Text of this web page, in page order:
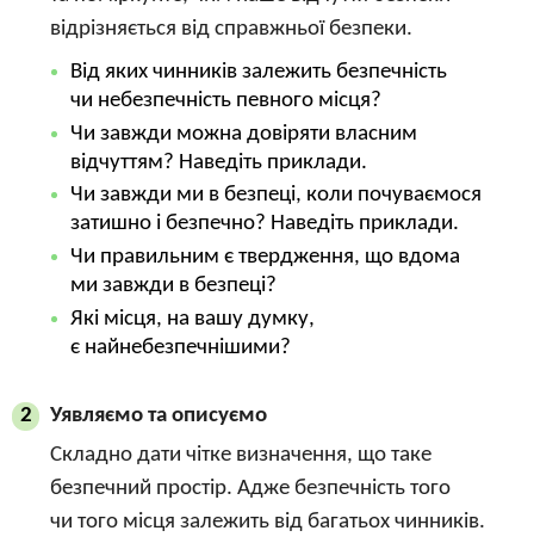
відрізняється від справжньої безпеки.
Від яких чинників залежить безпечність
чи небезпечність певного місця?
Чи завжди можна довіряти власним
відчуттям? Наведіть приклади.
Чи завжди ми в безпеці, коли почуваємося
затишно і безпечно? Наведіть приклади.
Чи правильним є твердження, що вдома
ми завжди в безпеці?
Які місця, на вашу думку,
є найнебезпечнішими?
2
Уявляємо та описуємо
Складно дати чітке визначення, що таке
безпечний простір. Адже безпечність того
чи того місця залежить від багатьох чинників.